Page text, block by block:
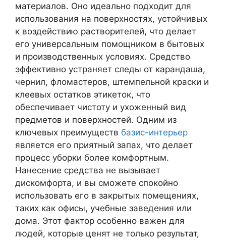
материалов. Оно идеально подходит для
использования на поверхностях, устойчивых
к воздействию растворителей, что делает
его универсальным помощником в бытовых
и производственных условиях. Средство
эффективно устраняет следы от карандаша,
чернил, фломастеров, штемпельной краски и
клеевых остатков этикеток, что
обеспечивает чистоту и ухоженный вид
предметов и поверхностей. Одним из
ключевых преимуществ базис-интерьер
является его приятный запах, что делает
процесс уборки более комфортным.
Нанесение средства не вызывает
дискомфорта, и вы сможете спокойно
использовать его в закрытых помещениях,
таких как офисы, учебные заведения или
дома. Этот фактор особенно важен для
людей, которые ценят не только результат,